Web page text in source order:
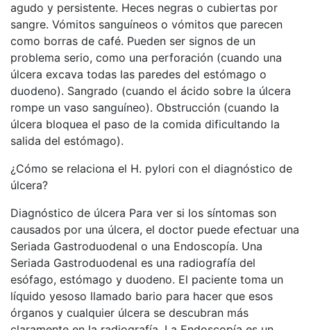
agudo y persistente. Heces negras o cubiertas por
sangre. Vómitos sanguíneos o vómitos que parecen
como borras de café. Pueden ser signos de un
problema serio, como una perforación (cuando una
úlcera excava todas las paredes del estómago o
duodeno). Sangrado (cuando el ácido sobre la úlcera
rompe un vaso sanguíneo). Obstrucción (cuando la
úlcera bloquea el paso de la comida dificultando la
salida del estómago).
¿Cómo se relaciona el H. pylori con el diagnóstico de
úlcera?
Diagnóstico de úlcera Para ver si los síntomas son
causados por una úlcera, el doctor puede efectuar una
Seriada Gastroduodenal o una Endoscopía. Una
Seriada Gastroduodenal es una radiografía del
esófago, estómago y duodeno. El paciente toma un
líquido yesoso llamado bario para hacer que esos
órganos y cualquier úlcera se descubran más